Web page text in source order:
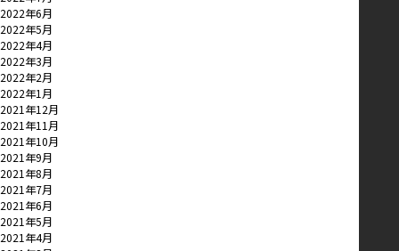
2022年6月
2022年5月
2022年4月
2022年3月
2022年2月
2022年1月
2021年12月
2021年11月
2021年10月
2021年9月
2021年8月
2021年7月
2021年6月
2021年5月
2021年4月